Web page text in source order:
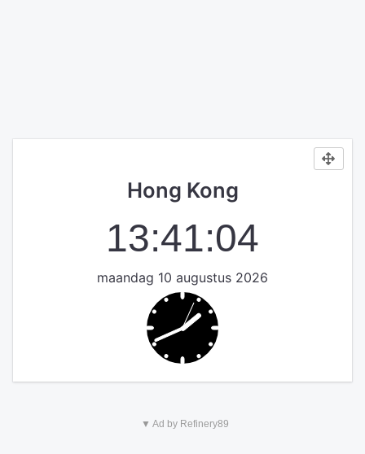
Hong Kong
13:41:04
maandag 10 augustus 2026
▼ Ad by Refinery89